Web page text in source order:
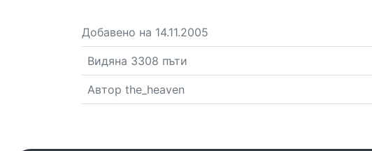
Добавено на 14.11.2005
Видяна 3308 пъти
Автор the_heaven